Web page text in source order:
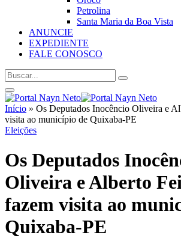
Petrolina
Santa Maria da Boa Vista
ANUNCIE
EXPEDIENTE
FALE CONOSCO
Início » Os Deputados Inocêncio Oliveira e
visita ao município de Quixaba-PE
Eleições
Os Deputados
Oliveira e Alberto
fazem visita ao
Quixaba-PE